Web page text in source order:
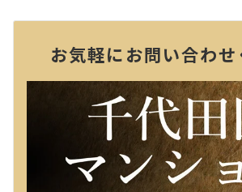
お気軽にお問い合わ